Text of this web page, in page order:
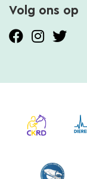
Volg ons op